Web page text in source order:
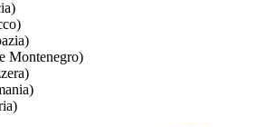
Montenegro)